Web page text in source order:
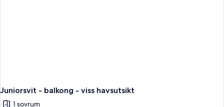
Juniorsvit - balkong - viss havsutsikt
1 sovrum